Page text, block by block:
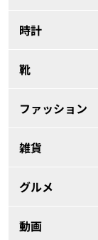
時計
靴
ファッション
雑貨
グルメ
動画